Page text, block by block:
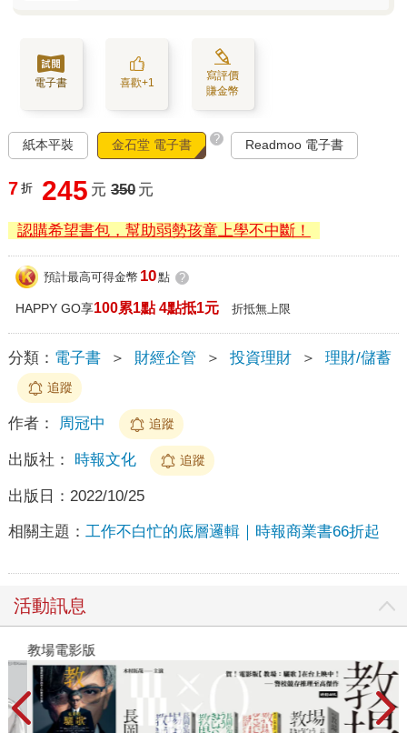
電子書 喜歡+1
寫評價
賺金幣
紙本平裝 金石堂 電子書 ? Readmoo 電子書
7 折 245 元 350 元
認購希望書包，幫助弱勢孩童上學不中斷！
預計最高可得金幣 10點 ?
HAPPY GO享100累1點 4點抵1元 折抵無上限
分類： 電子書 ＞ 財經企管 ＞ 投資理財 ＞ 理財/儲蓄
追蹤
作者： 周冠中 追蹤
出版社： 時報文化 追蹤
出版日： 2022/10/25
相關主題： 工作不白忙的底層邏輯｜時報商業書66折起
活動訊息
教場電影版